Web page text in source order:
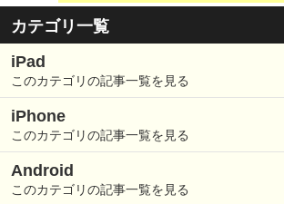
カテゴリ一覧
iPad
このカテゴリの記事一覧を見る
iPhone
このカテゴリの記事一覧を見る
Android
このカテゴリの記事一覧を見る